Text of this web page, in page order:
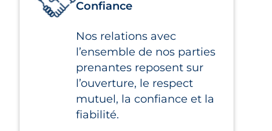
Confiance
Nos relations avec
l’ensemble de nos parties
prenantes reposent sur
l’ouverture, le respect
mutuel, la confiance et la
fiabilité.